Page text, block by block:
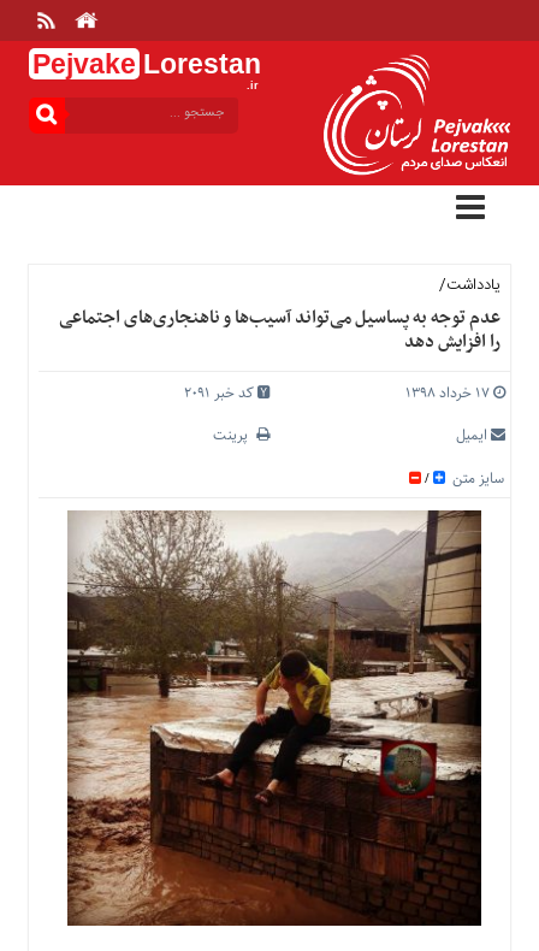
Pejvake Lorestan
.ir
بالا
خانه
ارتباط
درباره
تعرفه
اصلی
خانه
عمومی
اجتماعی
سیاسی
اقتصادی
فرهنگی
علمی
دسترسی
یادداشت/
عدم توجه به پساسیل می‌تواند آسیب‌ها و ناهنجاری‌های اجتماعی
را افزایش دهد
۱۷ خرداد ۱۳۹۸
کد خبر 2091
ایمیل
پرینت
سایز متن
/